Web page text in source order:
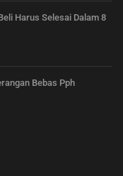
Harus Selesai Dalam 8
Bebas Pph